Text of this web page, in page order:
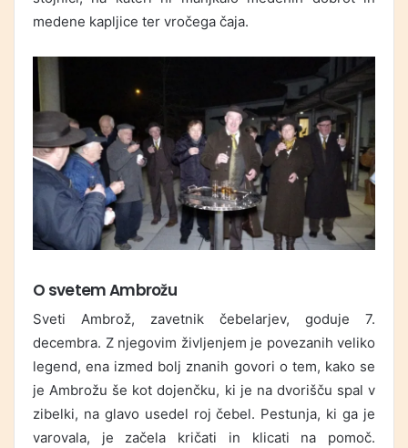
medene kapljice ter vročega čaja.
O svetem Ambrožu
Sveti Ambrož, zavetnik čebelarjev, goduje 7.
decembra. Z njegovim življenjem je povezanih veliko
legend, ena izmed bolj znanih govori o tem, kako se
je Ambrožu še kot dojenčku, ki je na dvorišču spal v
zibelki, na glavo usedel roj čebel. Pestunja, ki ga je
varovala, je začela kričati in klicati na pomoč.